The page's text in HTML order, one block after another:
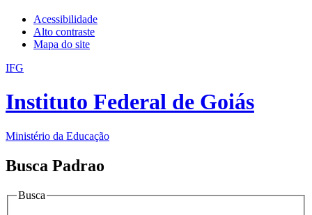
Acessibilidade
Alto contraste
Mapa do site
IFG
Instituto Federal de Goiás
Ministério da Educação
Busca Padrao
Busca